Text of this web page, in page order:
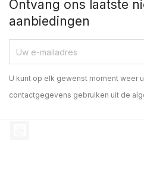
Ontvang ons laatste
aanbiedingen
U kunt op elk gewenst moment weer
contactgegevens gebruiken uit de